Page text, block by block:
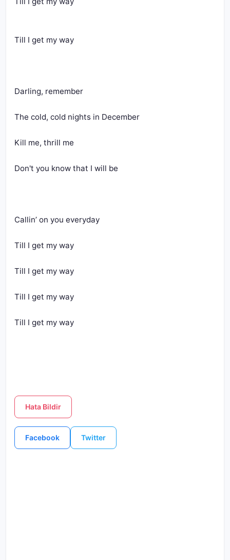
Till I get my way
Darling, remember
The cold, cold nights in December
Kill me, thrill me
Don't you know that I will be
Callin’ on you everyday
Till I get my way
Till I get my way
Till I get my way
Till I get my way
Hata Bildir
Facebook Twitter